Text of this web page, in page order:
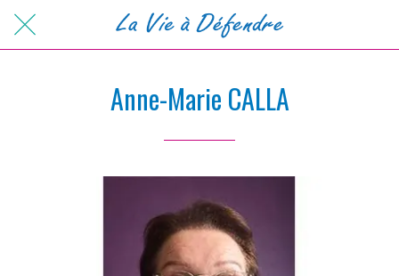
Anne-Marie CALLA